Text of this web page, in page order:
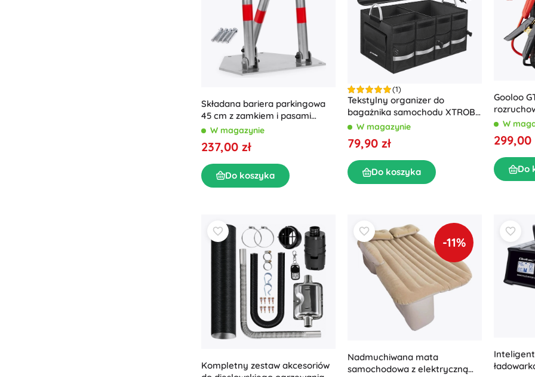
Składana bariera parkingowa
45 cm z zamkiem i pasami
odblaskowymi
W magazynie
237,00 zł
Do koszyka
(1)
Tekstylny organizer do
bagażnika samochodu XTROBB
z pokrywą 50 l
W magazynie
79,90 zł
Do koszyka
Gooloo
W
299,00
Do
Kompletny zestaw akcesoriów
-11%
Nadmuchiwana mata
samochodowa z elektryczną